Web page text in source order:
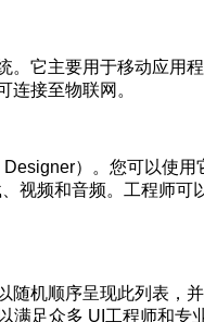
它主要用于移动应
连接至物联网。
）。您可以使
视频和音频。工程师可
机顺序呈现此列表
足众多 UI工程师和专